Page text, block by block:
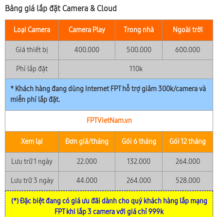
Bảng giá lắp đặt Camera & Cloud
Loại Camera Camera Play Trong nhà Ngoài trời
Giá thiết bị 400.000 500.000 600.000
Phí lắp đặt 110k
* Khách hàng đang dùng Internet FPT hỗ trợ giảm 300k/camera và
miễn phí lắp đặt.
FPTVietNam.vn
Xem lại Đơn giá/tháng Gói 6 tháng Gói 12 tháng
Lưu trữ 1 ngày 22.000 132.000 264.000
Lưu trữ 3 ngày 44.000 264.000 528.000
(*) Đặc biệt đang có giá ưu đãi dành cho quý khách hàng lắp mạng
FPT khi lắp 3 camera với giá chỉ 999k